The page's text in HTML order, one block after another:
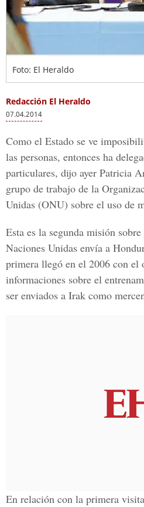
Foto: El Heraldo
Redacción El Heraldo
07.04.2014
Como el Estado se ve
las personas, entonces ha
particulares, dijo ayer Patricia
grupo de trabajo de la
Unidas (ONU) sobre el uso de
Esta es la segunda misión
Naciones Unidas envía a
primera llegó en el 2006 con el
informaciones sobre el
ser enviados a Irak como
En relación con la primera